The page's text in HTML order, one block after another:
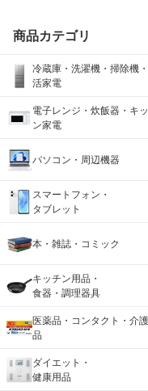
商品カテゴリ
冷蔵庫・洗濯機・掃除機
活家電
電子レンジ・炊飯器・キ
ン家電
パソコン・周辺機器
スマートフォン・
タブレット
本・雑誌・コミック
キッチン用品・
食器・調理器具
医薬品・コンタクト・介
品
ダイエット・
健康用品